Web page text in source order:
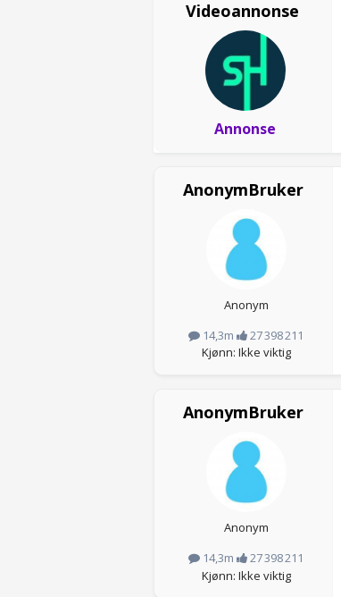
Videoannonse
Annonse
AnonymBruker
Anonym
14,3m
27 398 211
Kjønn: Ikke viktig
AnonymBruker
Anonym
14,3m
27 398 211
Kjønn: Ikke viktig